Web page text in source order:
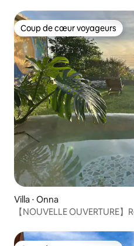
Coup de cœur voyageurs
Coup de cœur voyageurs
Villa ⋅ Onna
【NOUVELLE OUVERTURE